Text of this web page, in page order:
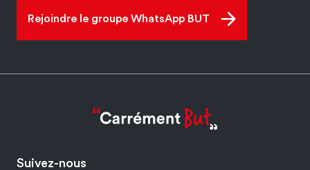
Rejoindre le groupe WhatsApp BUT
Suivez-nous